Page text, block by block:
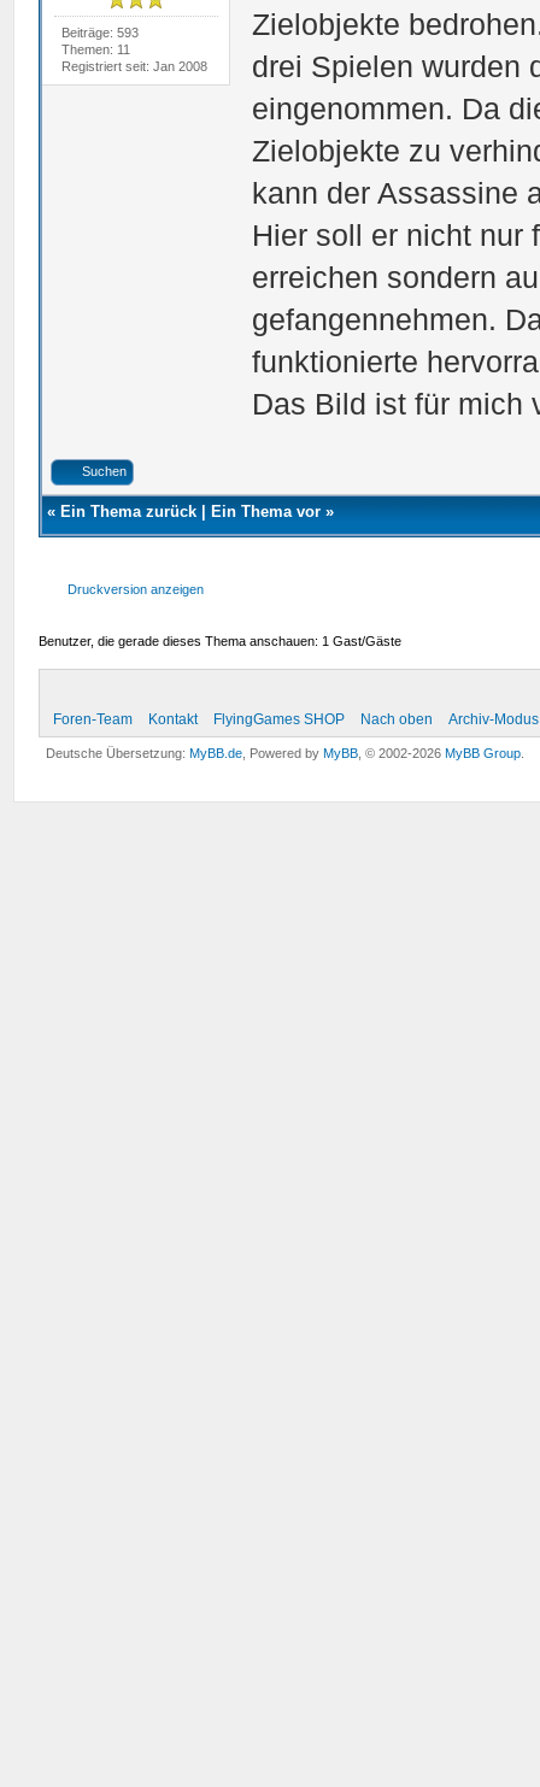
Beiträge: 593
Themen: 11
Registriert seit: Jan 2008
Zielobjekte
drei Spielen wurden
eingenommen. Da
Zielobjekte zu
kann der Assassine
Hier soll er nicht nur
erreichen sondern
gefangennehmen.
funktionierte
Das Bild ist für mich
Suchen
« Ein Thema zurück| Ein Thema vor »
Druckversion anzeigen
Benutzer, die gerade dieses Thema anschauen: 1 Gast/Gäste
Foren-Team Kontakt FlyingGames SHOP Nach oben Archiv-Modus
Deutsche Übersetzung:MyBB.de , Powered byMyBB , © 2002-2026MyBB Group